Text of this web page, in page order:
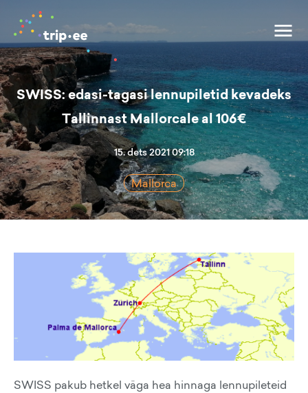
SWISS: edasi-tagasi lennupiletid kevadeks
Tallinnast Mallorcale al 106€
15. dets 2021 09:18
Mallorca
SWISS pakub hetkel väga hea hinnaga lennupileteid